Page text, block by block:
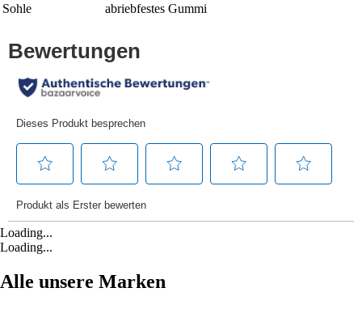
Sohle
abriebfestes Gummi
Loading...
Loading...
Alle unsere Marken